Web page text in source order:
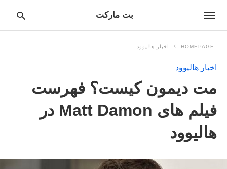
بت مارکت
HOMEPAGE اخبار هالیوود
اخبار هالیوود
مت دیمون کیست؟ فهرست
فیلم های Matt Damon در
هالیوود